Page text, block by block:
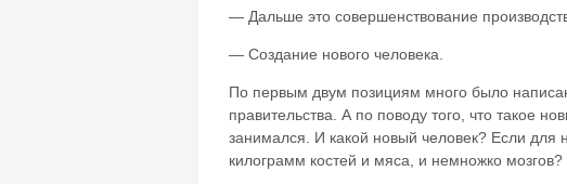
— Дальше это совершенствование
— Создание нового человека.
По первым двум позициям много было
правительства. А по поводу того, что такое
занимался. И какой новый человек? Если для
килограмм костей и мяса, и немножко мозгов?